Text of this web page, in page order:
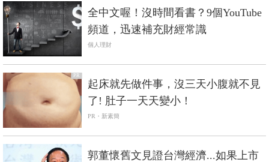
全中文喔！沒時間看書？9個YouTube
頻道，迅速補充財經常識
個人理財
PR
起床就先做件事，沒三天小腹就不見
了! 肚子一天天變小！
PR・新素簡
郭董懷舊文見證台灣經濟...如果上市